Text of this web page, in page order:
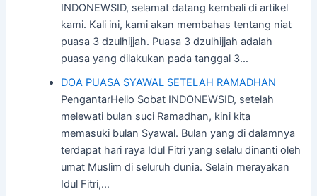
INDONEWSID, selamat datang kembali di artikel
kami. Kali ini, kami akan membahas tentang niat
puasa 3 dzulhijjah. Puasa 3 dzulhijjah adalah
puasa yang dilakukan pada tanggal 3…
DOA PUASA SYAWAL SETELAH RAMADHAN
PengantarHello Sobat INDONEWSID, setelah
melewati bulan suci Ramadhan, kini kita
memasuki bulan Syawal. Bulan yang di dalamnya
terdapat hari raya Idul Fitri yang selalu dinanti oleh
umat Muslim di seluruh dunia. Selain merayakan
Idul Fitri,…